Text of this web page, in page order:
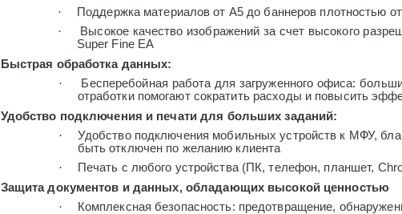
·
Поддержка материалов от А5 до баннеров плотностью
·
Высокое качество изображений за счет высокого
Super Fine EA
Быстрая обработка данных:
·
Бесперебойная работа для загруженного офиса:
отработки помогают сократить расходы и повысить
Удобство подключения и печати для больших заданий:
·
Удобство подключения мобильных устройств к МФУ,
быть отключен по желанию клиента
·
Печать с любого устройства (ПК, телефон, планшет,
Защита документов и данных, обладающих высокой ценностью
·
Комплексная безопасность: предотвращение,